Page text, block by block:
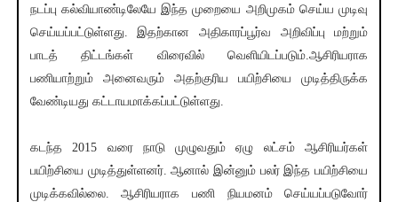
நடப்பு கல்வியாண்டிலேயே இந்த முறையை அறிமுகம் செய்ய முடிவு
செய்யப்பட்டுள்ளது. இதற்கான அதிகாரப்பூர்வ அறிவிப்பு மற்றும்
பாடத் திட்டங்கள் விரைவில் வெளியிடப்படும்.ஆசிரியராக
பணியாற்றும் அனைவரும் அதற்குரிய பயிற்சியை முடித்திருக்க
வேண்டியது கட்டாயமாக்கப்பட்டுள்ளது.
கடந்த 2015 வரை நாடு முழுவதும் ஏழு லட்சம் ஆசிரியர்கள்
பயிற்சியை முடித்துள்ளனர். ஆனால் இன்னும் பலர் இந்த பயிற்சியை
முடிக்கவில்லை. ஆசிரியராக பணி நியமனம் செய்யப்படுவோர்